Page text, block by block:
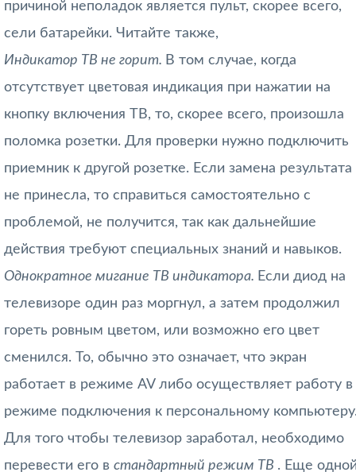
причиной неполадок является пульт, скорее всего,
сели батарейки. Читайте также,
Индикатор ТВ не горит. В том случае, когда
отсутствует цветовая индикация при нажатии на
кнопку включения ТВ, то, скорее всего, произошла
поломка розетки. Для проверки нужно подключить
приемник к другой розетке. Если замена результата
не принесла, то справиться самостоятельно с
проблемой, не получится, так как дальнейшие
действия требуют специальных знаний и навыков.
Однократное мигание ТВ индикатора. Если диод на
телевизоре один раз моргнул, а затем продолжил
гореть ровным цветом, или возможно его цвет
сменился. То, обычно это означает, что экран
работает в режиме AV либо осуществляет работу в
режиме подключения к персональному
Для того чтобы телевизор заработал, необходимо
перевести его в стандартный режим ТВ . Еще